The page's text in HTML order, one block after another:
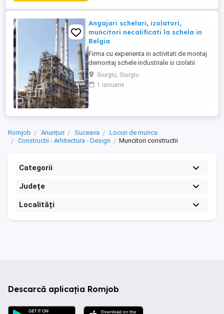
cunoștințe de bază ...
Angajari schelari, izolatori,
muncitori necalificati la schela in
Belgia
Firma cu experienta in activitati de montaj
demontaj schele industriale si izolatii
industriale in rafinarii, combinate
petrochimice, otelarii ofera locuri de
munca in Belgia pentru: - schelari
izolatori (vata+tabla) pentru ...
Giurgiu, Giurgiu
1 ianuarie
Romjob Anunțuri Suceava
Locuri de munca
Constructii - Arhitectura - Design
Muncitori constructii
Categorii
Județe
Localități
Descarcă aplicația Romjob